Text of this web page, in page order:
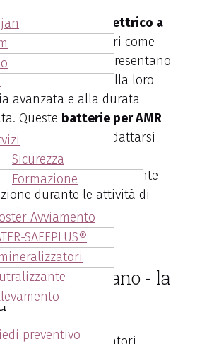
Sicurezza
Formazione
Avviamento
SAFEPLUS®
preventivo
per trainatore elettrico a
offerte da fornitori come
Accumulatori
rappresentano
di qualità grazie alla loro
avanzata e alla durata
Queste batterie per AMR
progettate per adattarsi
specifiche dei veicoli
assicurando una costante
durante le attività di
e logistica.
per robot
Scandiano - la